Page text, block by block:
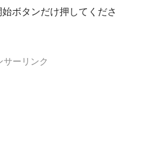
ボタンだけ押してくださ
サーリンク